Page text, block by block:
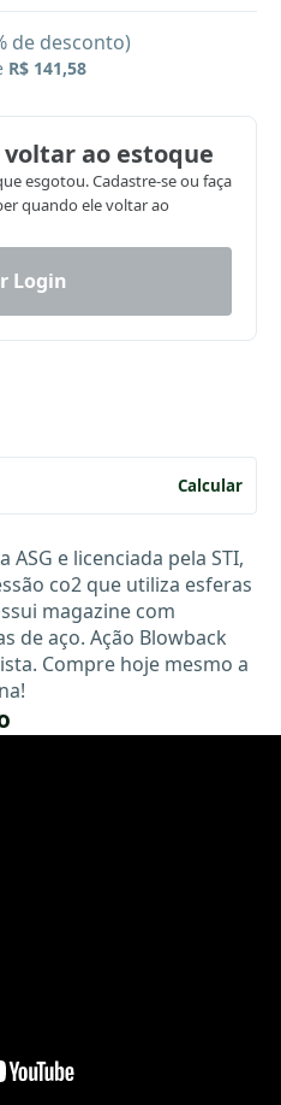
de desconto)
R$ 141,58
ao estoque
esgotou. Cadastre-se ou faça
quando ele voltar ao
Login
Calcular
e licenciada pela STI,
co2 que utiliza esferas
magazine com
de aço. Ação Blowback
Compre hoje mesmo a